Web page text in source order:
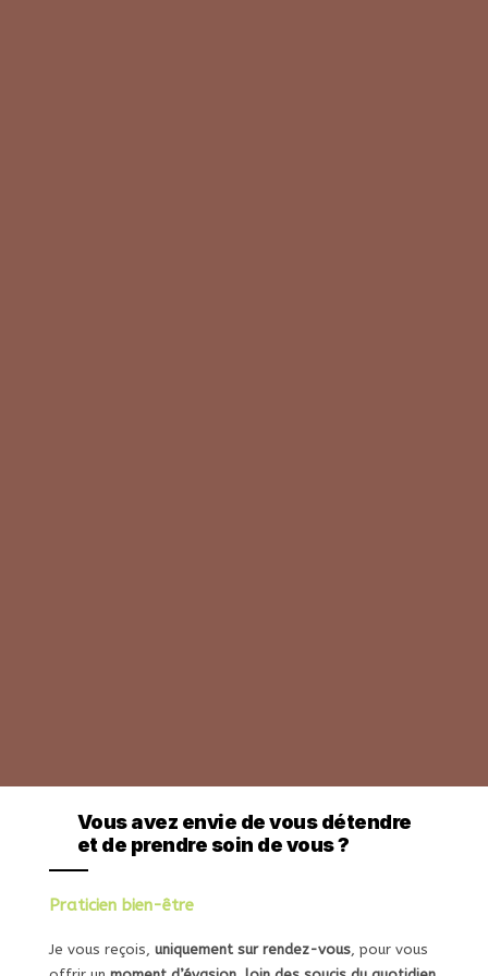
Vivre un moment de bien-être,
de quiétude et de sérénité ?
Praticien bien-être
Je vous reçois, uniquement sur rendez-vous, pour vous